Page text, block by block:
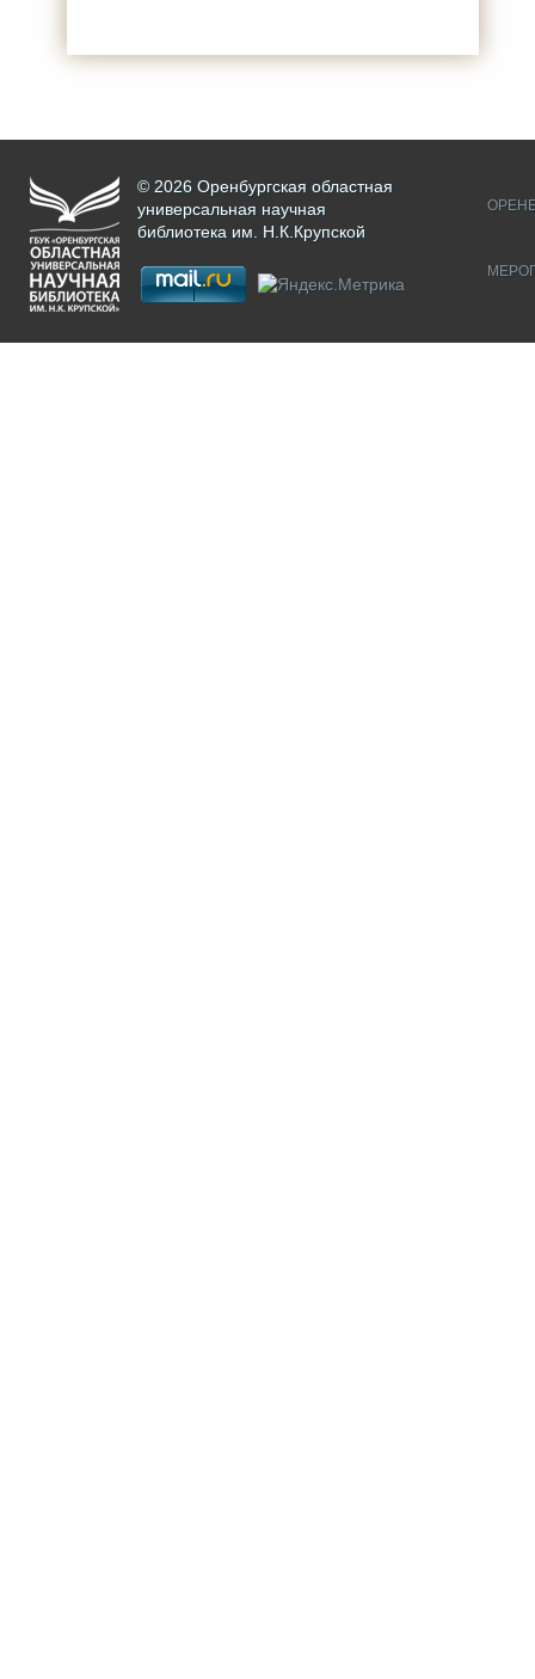
© 2026 Оренбургская областная
универсальная научная
библиотека им. Н.К.Крупской